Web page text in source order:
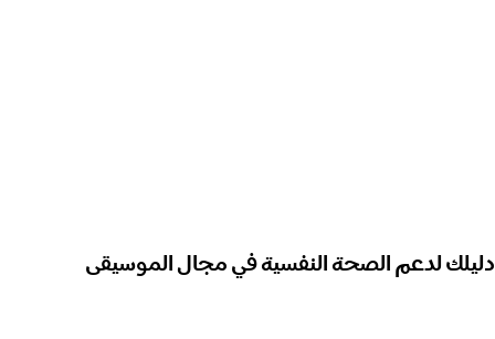
دليلك لدعم الصحة النفسية في مجال الموسيقى